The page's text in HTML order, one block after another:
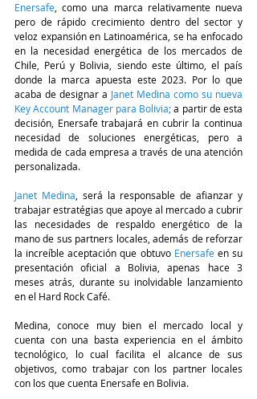
Enersafe , como una marca relativamente nueva
pero de rápido crecimiento dentro del sector y
veloz expansión en Latinoamérica, se ha enfocado
en la necesidad energética de los mercados de
Chile, Perú y Bolivia, siendo este último, el país
donde la marca apuesta este 2023. Por lo que
acaba de designar a Janet Medina como su nueva
Key Account Manager para Bolivia; a partir de esta
decisión, Enersafe trabajará en cubrir la continua
necesidad de soluciones energéticas, pero a
medida de cada empresa a través de una atención
personalizada.
Janet Medina , será la responsable de afianzar y
trabajar estratégias que apoye al mercado a cubrir
las necesidades de respaldo energético de la
mano de sus partners locales, además de reforzar
la increíble aceptación que obtuvo Enersafe en su
presentación oficial a Bolivia, apenas hace 3
meses atrás, durante su inolvidable lanzamiento
en el Hard Rock Café.
Medina, conoce muy bien el mercado local y
cuenta con una basta experiencia en el ámbito
tecnológico, lo cual facilita el alcance de sus
objetivos, como trabajar con los partner locales
con los que cuenta Enersafe en Bolivia.